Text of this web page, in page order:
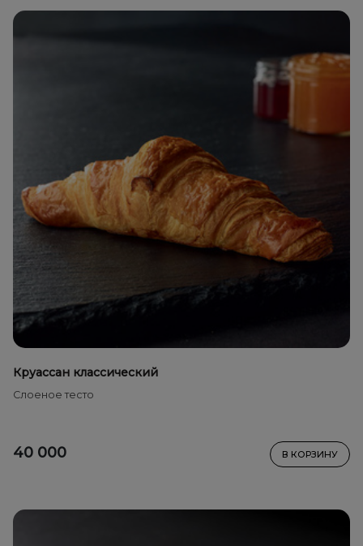
Круассан классический
Слоеное тесто
40 000 В КОРЗИНУ